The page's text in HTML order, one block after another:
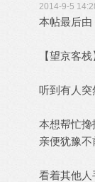
2014-9-5
本帖最后由
【望京客栈
听到有人突
本想帮忙
亲便犹豫不
看着其他人